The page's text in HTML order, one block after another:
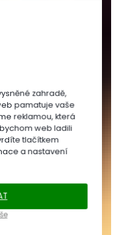
zahradě,
pamatuje vaše
reklamou, která
web ladili
tlačítkem
a nastavení